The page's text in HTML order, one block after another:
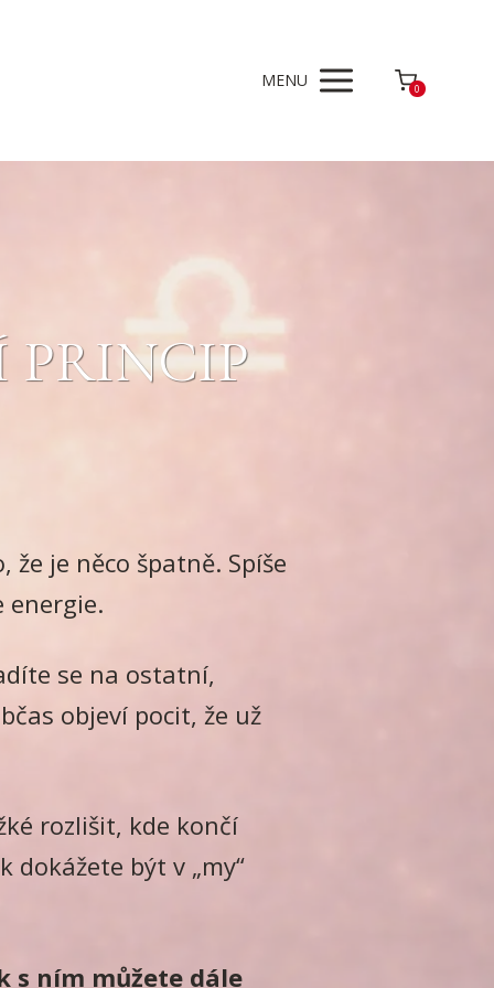
MENU 0
PRINCIP
je něco špatně. Spíše
energie.
se na ostatní,
objeví pocit, že už
rozlišit, kde končí
být v „my“
s ním můžete dále